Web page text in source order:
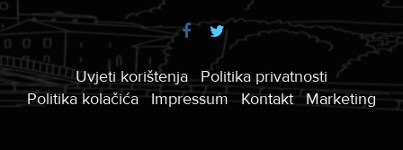
Uvjeti korištenja
Politika privatnosti
Politika kolačića
Impressum Kontakt Marketing